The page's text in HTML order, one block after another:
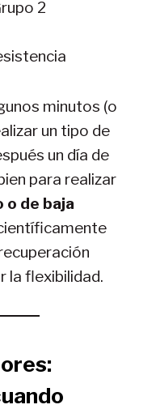
2
minutos (o
un tipo de
un día de
para realizar
de baja
la flexibilidad.